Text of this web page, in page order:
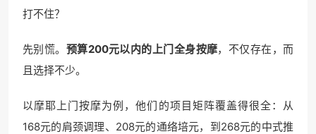
打不住？
先别慌。 预算200元以内的上门全身按摩，不仅存在，而
且选择不少。
以摩耶上门按摩为例，他们的项目矩阵覆盖得很全：从
168元的肩颈调理、208元的通络培元，到268元的中式推